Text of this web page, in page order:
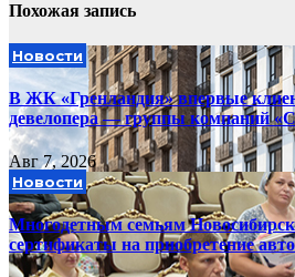
Похожая запись
Новости
В ЖК «Гренландия» впервые
девелопера — группы компаний
Авг 7, 2026
Новости
Многодетным семьям
сертификаты на приобретение